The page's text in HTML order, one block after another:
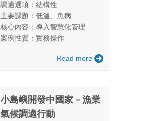
調適選項：結構性
主要課題：低溫、魚病
核心內容：導入智慧化管理
案例性質：實務操作
Read more
小島嶼開發中國家－漁業
氣候調適行動